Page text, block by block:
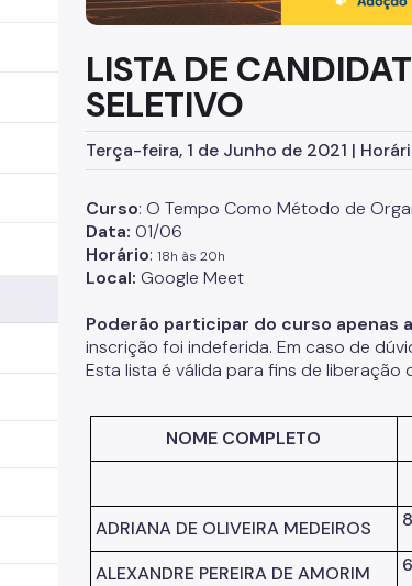
LISTA DE
SELETIVO
Terça-feira, 1 de Junho de 2021 |
Curso: O Tempo Como Método de
Data: 01/06
Horário: 18h às 20h
Local: Google Meet
Poderão participar do curso apenas
inscrição foi indeferida. Em caso de
Esta lista é válida para fins de liberação
NOME COMPLETO
ADRIANA DE OLIVEIRA MEDEIROS
ALEXANDRE PEREIRA DE AMORIM